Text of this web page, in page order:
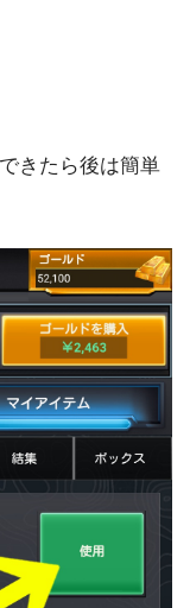
きたら後は簡単